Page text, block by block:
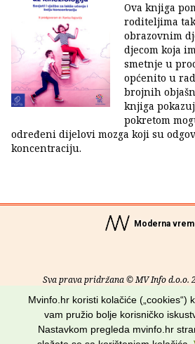
Ova knjiga
roditeljima
obrazovnim
djecom koja
smetnje u
općenito u
brojnih
knjiga
pokretom
određeni dijelovi mozga koji su
koncentraciju.
Moderna
Sva prava pridržana © MV Info d.o.o.
Uvjeti
Potraži nas na:
Mvinfo.hr koristi kolačiće („cookies“)
vam pružio bolje korisničko
Nastavkom pregleda mvinfo.hr